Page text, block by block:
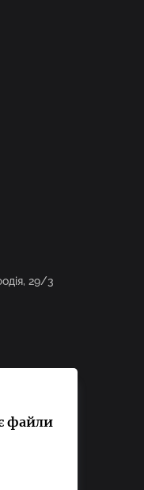
29/3
файли